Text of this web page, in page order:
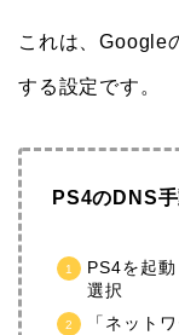
これは、Google
する設定です。
PS4のDNS
PS4を起
選択
「ネット